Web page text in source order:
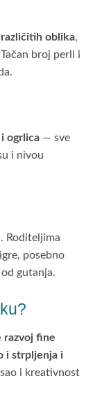
oblika,
Tačan broj perli i
ogrlica — sve
i nivou
. Roditeljima
posebno
gutanja.
razvoj fine
i strpljenja i
i kreativnost